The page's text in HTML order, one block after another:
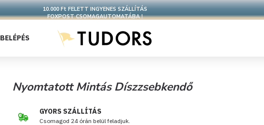
10.000 Ft FELETT INGYENES SZÁLLÍTÁS
FOXPOST CSOMAGAUTOMATÁBA !
BELÉPÉS
Nyomtatott Mintás Díszzsebkendő
GYORS SZÁLLÍTÁS
Csomagod 24 órán belül feladjuk.